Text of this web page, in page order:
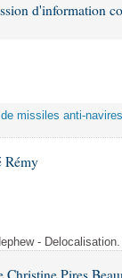
d'information
missiles anti-
Rémy
-
Pires